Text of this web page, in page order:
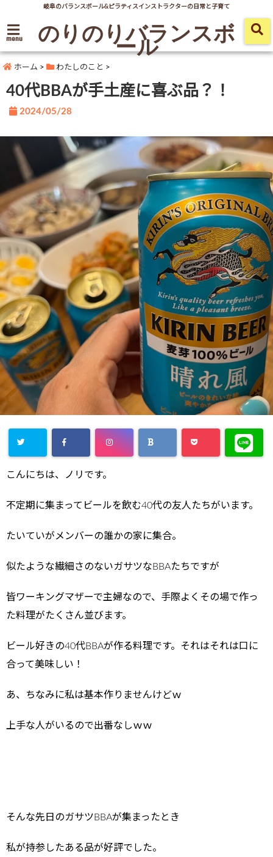
岐阜のバランスボール&ピラティスインストラクターの日常と子育て
menu のりのりバランスボ
ール
ホーム > わたしのこと >
40代BBAが手土産に喜ぶ品？！
2024/05/28
こんにちは、ノリです。
不定期に集まってビールを飲む40代の友人たちがいます。
たいていがメンバーの誰かの家に集合。
似たような繊細さのないガサツなBBAたちですが
皆ワーキングマザーで主婦なので、手際よくその場で作っ
た料理がたくさん並びます。
ビール好きの40代BBAが作る料理です。それはそれは口に
合って美味しい！
あ、ちなみに私は基本作りませんけどｗ
上手な人がいるので出番なしｗｗ
そんな先日のガサツBBAが集まったとき
私が持参したある品が好評でした。